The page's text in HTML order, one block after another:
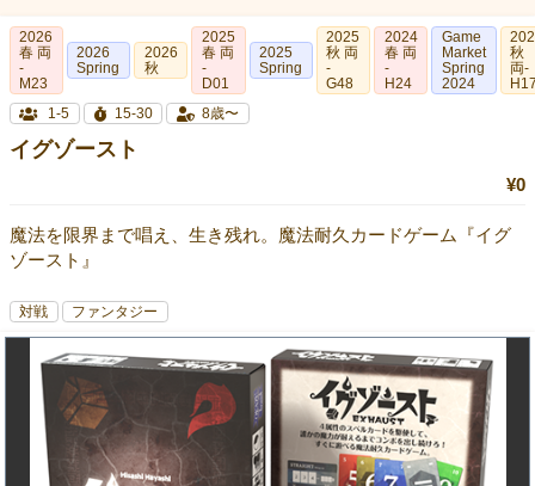
2026
春 両
-
M23
2026
Spring
2026
秋
2025
春 両
-
D01
2025
Spring
2025
秋 両
-
G48
2024
春 両
-
H24
Game
Market
Spring
2024
秋
両-
1-5
15-30 8歳〜
イグゾースト
¥0
魔法を限界まで唱え、生き残れ。魔法耐久カードゲーム『イグ
ゾースト』
対戦 ファンタジー